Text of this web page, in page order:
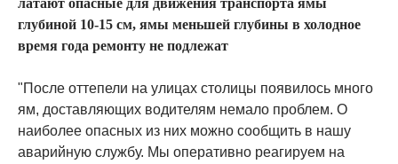
глубиной 10-15 см, ямы меньшей глубины в холодное
время года ремонту не подлежат
"После оттепели на улицах столицы появилось много
ям, доставляющих водителям немало проблем. О
наиболее опасных из них можно сообщить в нашу
аварийную службу. Мы оперативно реагируем на